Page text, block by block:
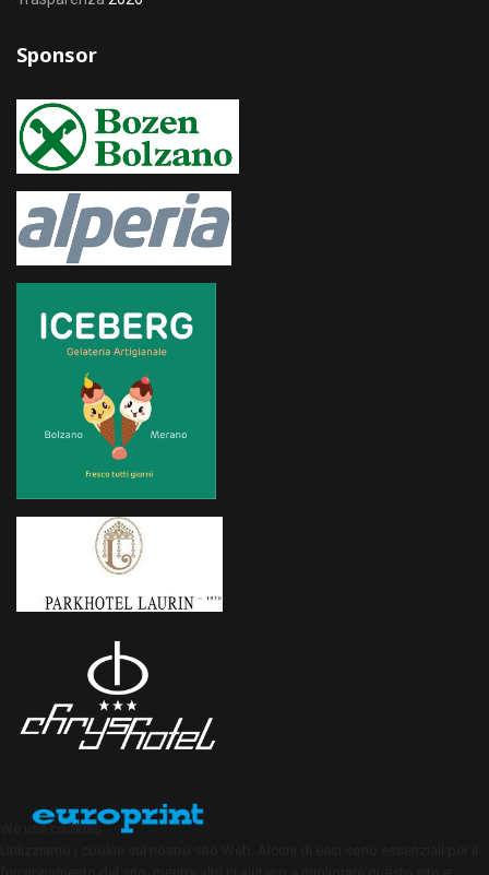
Sponsor
We use cookies